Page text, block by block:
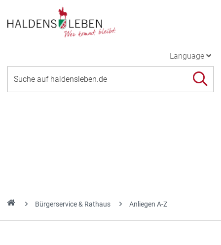
Language
Bürgerservice & Rathaus Anliegen A-Z